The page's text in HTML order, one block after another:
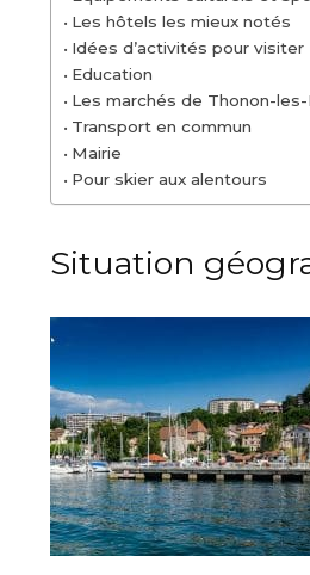
Les hôtels les mieux notés
Idées d’activités pour
Education
Les marchés de Thonon-les-
Transport en commun
Mairie
Pour skier aux alentours
Situation